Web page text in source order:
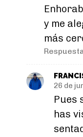
y me
más
26 de
Pues
has